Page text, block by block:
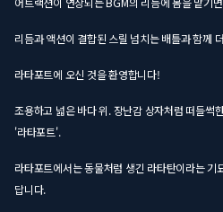
리듬과 액션이 결합된 스릴 넘치는 배틀과 함께
라타포트에 오신 것을 환영합니다!
조용하고 넓은 바다 위. 장난감 상자처럼 떠들썩
'라타포트'.
라타포트에서는 동물처럼 생긴 라타탄이라는 기
답니다.